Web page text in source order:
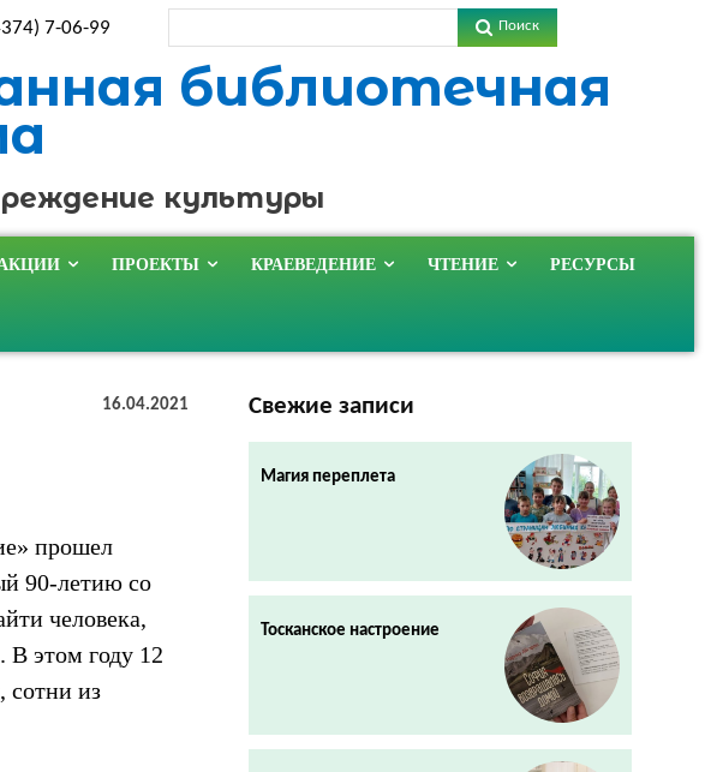
7-06-99 Поиск
библиотечная
культуры
ПРОЕКТЫ КРАЕВЕДЕНИЕ ЧТЕНИЕ РЕСУРСЫ
16.04.2021
прошел
90-летию со
человека,
В этом году 12
сотни из
Свежие записи
Магия переплета
Тосканское настроение